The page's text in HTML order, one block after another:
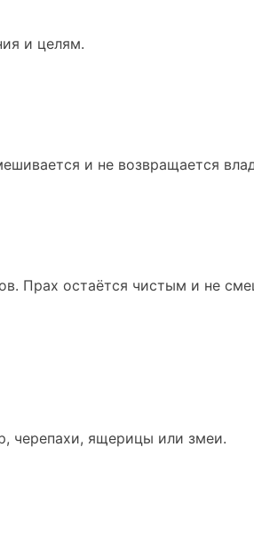
и целям.
и не возвращается
Прах остаётся чистым и не
черепахи, ящерицы или змеи.